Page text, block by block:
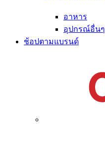
อาหาร
อุปกรณ์อื่นๆ
ช้อปตามแบรนด์